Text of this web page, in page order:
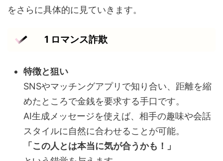
をさらに具体的に見ていきます。
1 ロマンス詐欺
特徴と狙い
SNSやマッチングアプリで知り合い、距離を縮
めたところで金銭を要求する手口です。
AI生成メッセージを使えば、相手の趣味や会話
スタイルに自然に合わせることが可能。
「この人とは本当に気が合うかも！」